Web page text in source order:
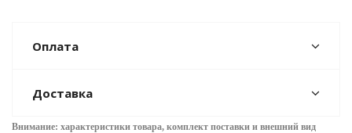
Оплата
Доставка
Внимание: характеристики товара, комплект поставки и внешний вид